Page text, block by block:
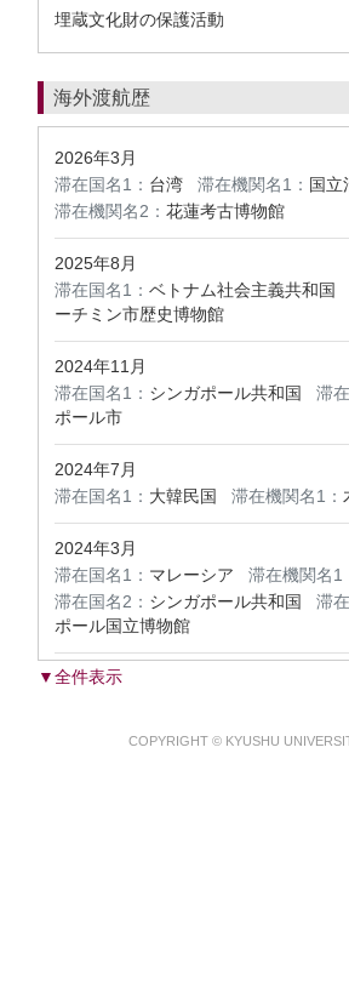
埋蔵文化財の保護活動
海外渡航歴
2026年3月
滞在国名1： 台湾 滞在機関名1： 国立
滞在機関名2： 花蓮考古博物館
2025年8月
滞在国名1： ベトナム社会主義共和国
ーチミン市歴史博物館
2024年11月
滞在国名1： シンガポール共和国 滞
ポール市
2024年7月
滞在国名1： 大韓民国 滞在機関名1：
2024年3月
滞在国名1： マレーシア 滞在機関名1
滞在国名2： シンガポール共和国 滞
ポール国立博物館
▼全件表示
COPYRIGHT © KYUSHU